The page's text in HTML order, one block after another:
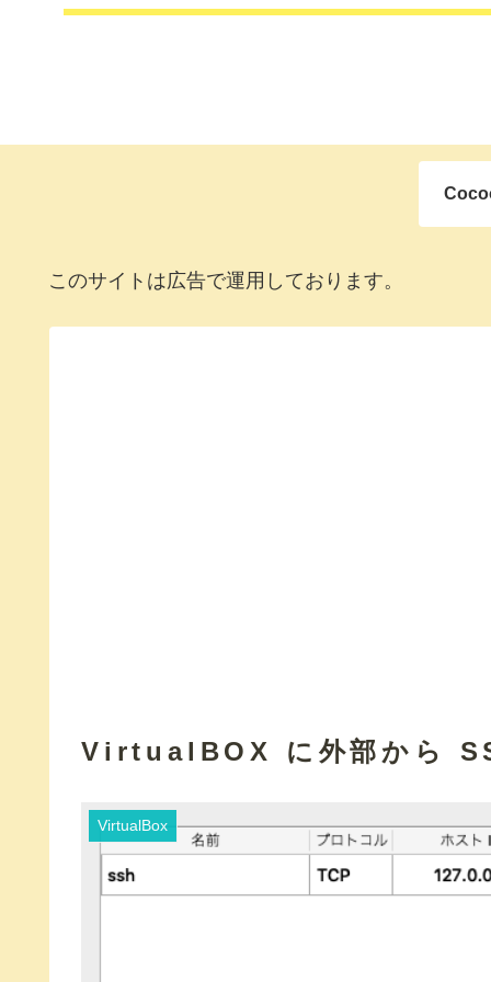
このサイトは広告で運用しております。
VirtualBOX に外部から
VirtualBox